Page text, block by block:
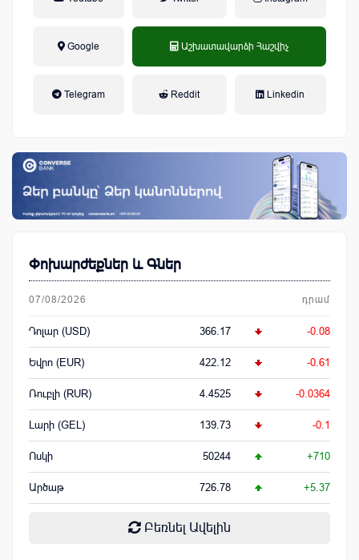
Google Աշխատավարձի Հաշվիչ
Telegram Reddit Linkedin
Փոխարժեքներ և Գներ
07/08/2026 դրամ
Դոլար (USD) 366.17 -0.08
Եվրո (EUR) 422.12 -0.61
Ռուբլի (RUR) 4.4525 -0.0364
Լարի (GEL) 139.73 -0.1
Ոսկի 50244 +710
Արծաթ 726.78 +5.37
Բեռնել Ավելին